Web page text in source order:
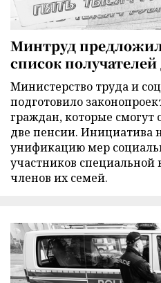
Минтруд
список
Министерство труда и
подготовило
граждан, которые смогут
две пенсии. Инициатива
унификацию мер
участников
членов их семей.